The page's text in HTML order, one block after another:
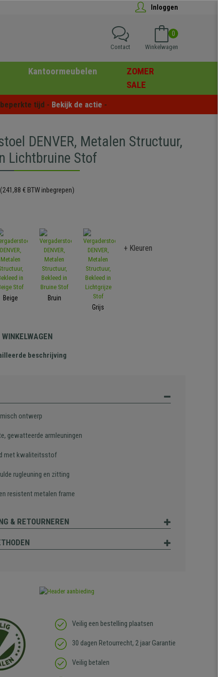
Inloggen
0
Winkelwagen
Contact
Kantoormeubelen
ZOMER
SALE
tijd - Bekijk de actie -
DENVER, Metalen Structuur,
Lichtbruine Stof
(241,88 € BTW inbegrepen)
Beige
Bruin
Grijs
+ Kleuren
beschrijving
ontwerp
gewatteerde armleuningen
met kwaliteitsstof
rugleuning en zitting
resistent metalen frame
& RETOURNEREN
Veilig een bestelling plaatsen
30 dagen Retourrecht, 2 jaar Garantie
Veilig betalen